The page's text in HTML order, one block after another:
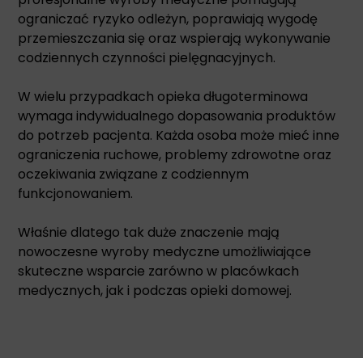
ograniczać ryzyko odleżyn, poprawiają wygodę
przemieszczania się oraz wspierają wykonywanie
codziennych czynności pielęgnacyjnych.
W wielu przypadkach opieka długoterminowa
wymaga indywidualnego dopasowania produktów
do potrzeb pacjenta. Każda osoba może mieć inne
ograniczenia ruchowe, problemy zdrowotne oraz
oczekiwania związane z codziennym
funkcjonowaniem.
Właśnie dlatego tak duże znaczenie mają
nowoczesne wyroby medyczne umożliwiające
skuteczne wsparcie zarówno w placówkach
medycznych, jak i podczas opieki domowej.